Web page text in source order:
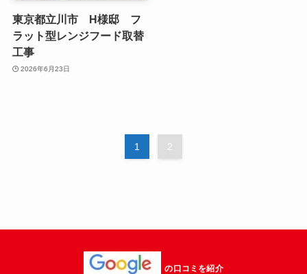
東京都立川市 H様邸 フ
ラット型レンジフード取替
工事
2026年6月23日
1 2
の口コミを紹介